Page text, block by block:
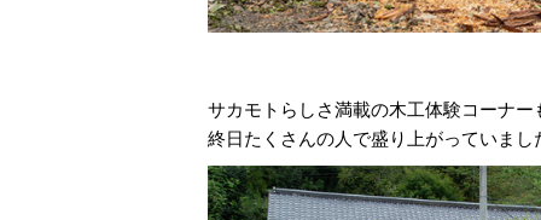
サカモトらしさ満載の木工体験コーナー
終日たくさんの人で盛り上がっていまし